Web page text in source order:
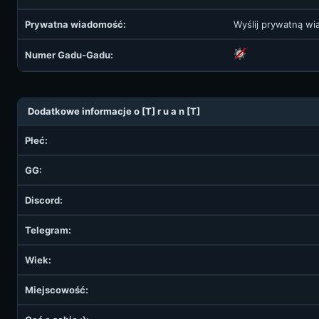
Prywatna wiadomość: Wyślij prywatną
Numer Gadu-Gadu:
Dodatkowe informacje o [T] r u a n [T]
Płeć:
GG:
Discord:
Telegram:
Wiek:
Miejscowość: